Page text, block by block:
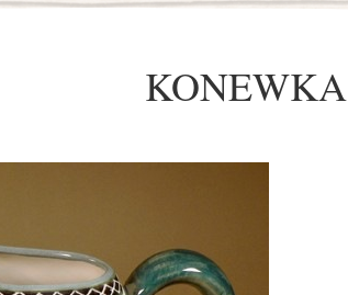
KONEWKA